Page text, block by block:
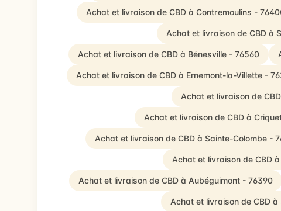
Achat et livraison de CBD à Contremoulins -
Achat et livraison de CBD à
Achat et livraison de CBD à Bénesville - 76560
Achat et livraison de CBD à Ernemont-la-Villette -
Achat et livraison de
Achat et livraison de CBD à
Achat et livraison de CBD à Sainte-Colombe -
Achat et livraison de CBD
Achat et livraison de CBD à Aubéguimont - 76390
Achat et livraison de CBD